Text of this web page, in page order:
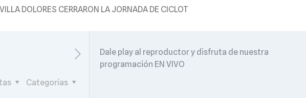
DOLORES CERRARON LA JORNADA DE CICLOT
Categorías
Dale play al reproductor y disfruta de nuestra
programación EN VIVO